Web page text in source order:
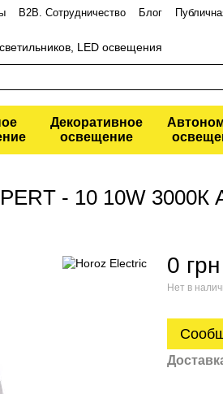
В2В. Сотрудничество Блог
LED освещения
Декоративное
освещение
- 10 10W 3000К
0 грн
Нет в